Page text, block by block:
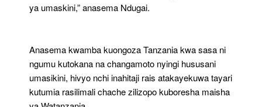
ya umaskini,” anasema Ndugai.
Anasema kwamba kuongoza Tanzania kwa sasa ni
ngumu kutokana na changamoto nyingi hususani
umasikini, hivyo nchi inahitaji rais atakayekuwa tayari
kutumia rasilimali chache zilizopo kuboresha maisha